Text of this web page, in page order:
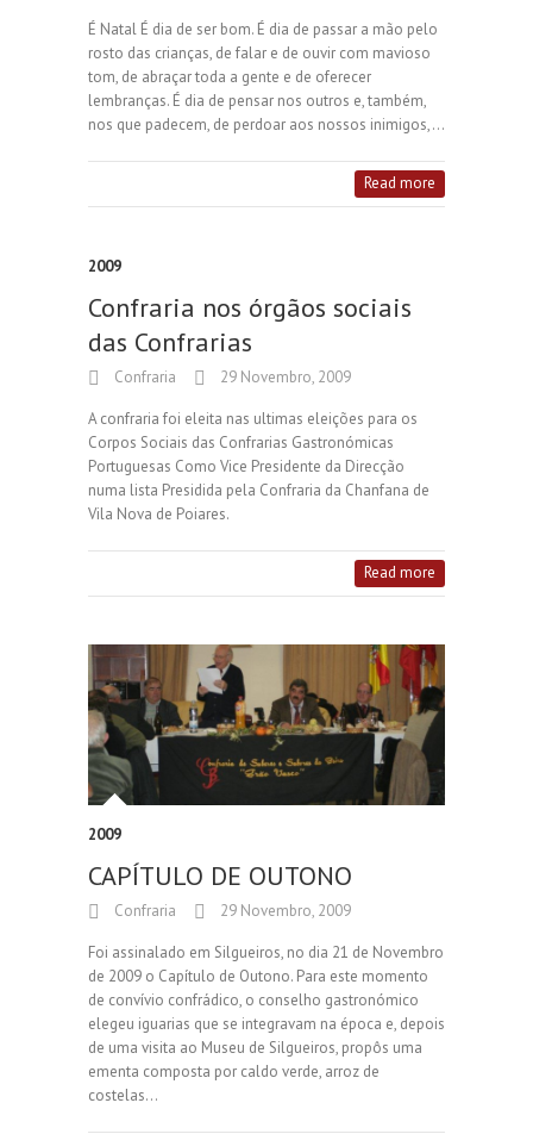
É Natal É dia de ser bom. É dia de passar a mão pelo
rosto das crianças, de falar e de ouvir com mavioso
tom, de abraçar toda a gente e de oferecer
lembranças. É dia de pensar nos outros e, também,
nos que padecem, de perdoar aos nossos inimigos,…
Read more
2009
Confraria nos órgãos sociais
das Confrarias
Confraria 29 Novembro, 2009
A confraria foi eleita nas ultimas eleições para os
Corpos Sociais das Confrarias Gastronómicas
Portuguesas Como Vice Presidente da Direcção
numa lista Presidida pela Confraria da Chanfana de
Vila Nova de Poiares.
Read more
2009
CAPÍTULO DE OUTONO
Confraria 29 Novembro, 2009
Foi assinalado em Silgueiros, no dia 21 de Novembro
de 2009 o Capítulo de Outono. Para este momento
de convívio confrádico, o conselho gastronómico
elegeu iguarias que se integravam na época e, depois
de uma visita ao Museu de Silgueiros, propôs uma
ementa composta por caldo verde, arroz de
costelas…